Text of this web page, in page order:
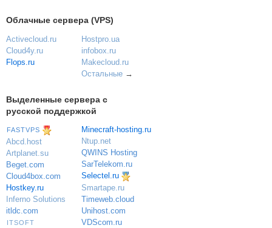
Облачные сервера (VPS)
Activecloud.ru
Cloud4y.ru
Flops.ru
Hostpro.ua
infobox.ru
Makecloud.ru
Остальные→
Выделенные сервера с
русской поддержкой
FASTVPS
Abcd.host
Artplanet.su
Beget.com
Cloud4box.com
Hostkey.ru
Inferno Solutions
itldc.com
ITSOFT
Minecraft-hosting.ru
Ntup.net
QWINS Hosting
SarTelekom.ru
Selectel.ru
Smartape.ru
Timeweb.cloud
Unihost.com
VDScom.ru